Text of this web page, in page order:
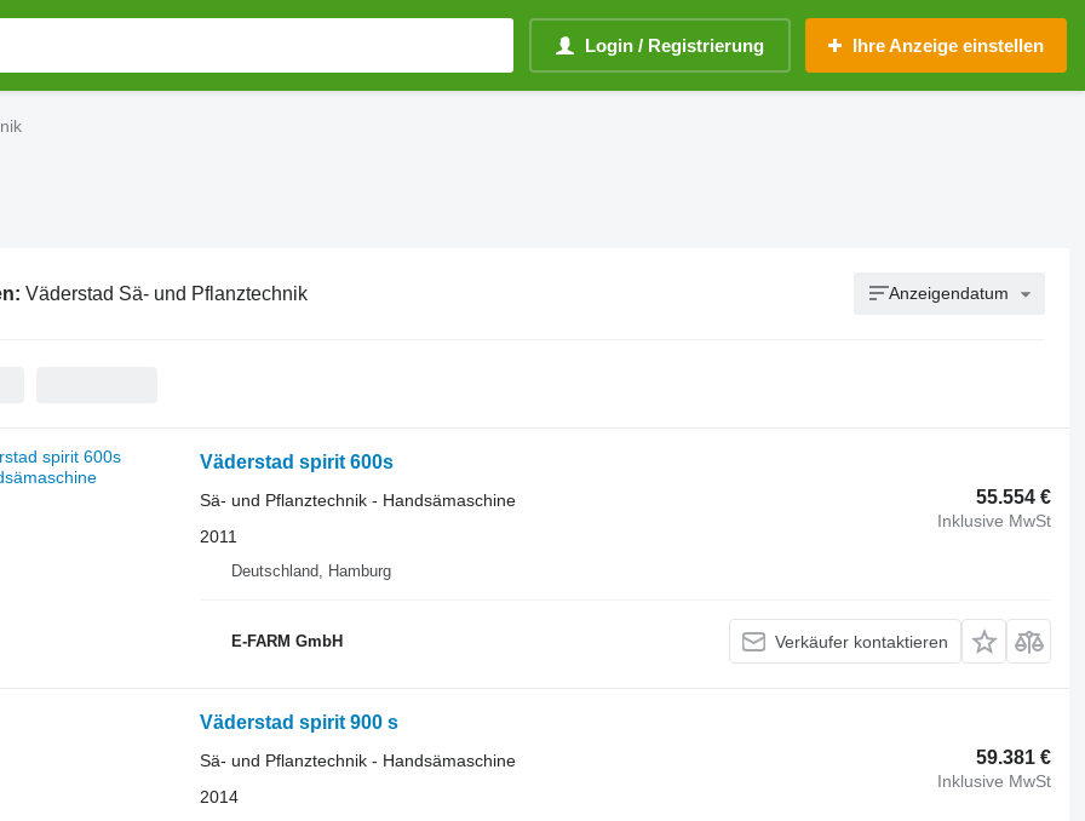
Login / Registrierung Ihre Anzeige einstellen
Väderstad Sä- und Pflanztechnik Anzeigendatum
Väderstad spirit 600s
55.554 €
Inklusive MwSt
Sä- und Pflanztechnik - Handsämaschine
2011
Deutschland, Hamburg
E-FARM GmbH Verkäufer kontaktieren
Väderstad spirit 900 s
59.381 €
Inklusive MwSt
Sä- und Pflanztechnik - Handsämaschine
2014